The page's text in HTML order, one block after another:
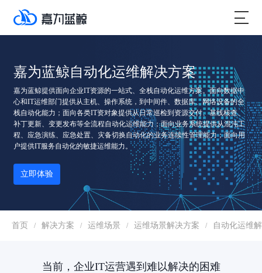
嘉为蓝鲸自动化运维解决方案
嘉为蓝鲸提供面向企业IT资源的一站式、全栈自动化运维方案。面向数据中
心和IT运维部门提供从主机、操作系统，到中间件、数据库、网络设备的全
栈自动化能力；面向各类IT资对象提供从日常巡检到资源交付、基线核查、
补丁更新、变更发布等全流程自动化运维能力；面向业务系统提供从混沌工
程、应急演练、应急处置、灾备切换自动化的业务连续性管理能力；面向用
户提供IT服务自动化的敏捷运维能力。
立即体验
首页 / 解决方案 / 运维场景 / 运维场景解决方案 / 自动化运维
当前，企业IT运营遇到难以解决的困难